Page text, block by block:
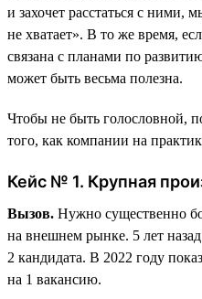
и захочет расстаться с ними,
не хватает». В то же время,
связана с планами по
может быть весьма полезна.
Чтобы не быть голословной,
того, как компании на
Кейс № 1. Крупная
Вызов. Нужно существенно
на внешнем рынке. 5 лет
2 кандидата. В 2022 году
на 1 вакансию.